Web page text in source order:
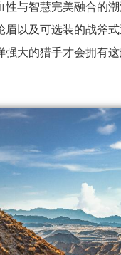
性与智慧完美融合的
眉以及可选装的战斧
强大的猎手才会拥有